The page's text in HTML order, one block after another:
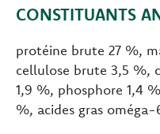
CONSTITUANTS
protéine brute 27 %,
cellulose brute 3,5 %,
1,9 %, phosphore 1,4
%, acides gras oméga-